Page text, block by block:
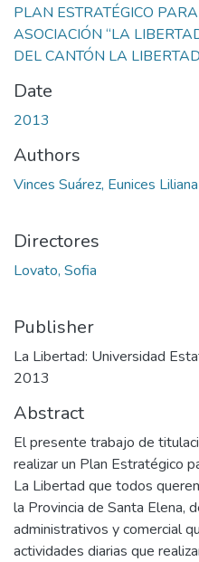
PLAN ESTRATÉGICO
ASOCIACIÓN “LA
DEL CANTÓN LA
Date
2013
Authors
Vinces Suárez, Eunices Liliana
Directores
Lovato, Sofia
Publisher
La Libertad: Universidad
2013
Abstract
El presente trabajo de
realizar un Plan Estratégico
La Libertad que todos
la Provincia de Santa Elena,
administrativos y comercial
actividades diarias que